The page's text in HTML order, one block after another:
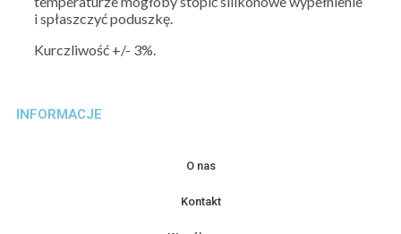
i spłaszczyć poduszkę.
Kurczliwość +/- 3%.
INFORMACJE
O nas
Kontakt